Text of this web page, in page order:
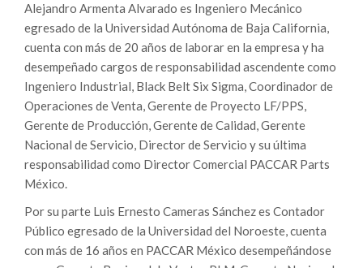
Alejandro Armenta Alvarado es Ingeniero Mecánico
egresado de la Universidad Autónoma de Baja California,
cuenta con más de 20 años de laborar en la empresa y ha
desempeñado cargos de responsabilidad ascendente como
Ingeniero Industrial, Black Belt Six Sigma, Coordinador de
Operaciones de Venta, Gerente de Proyecto LF/PPS,
Gerente de Producción, Gerente de Calidad, Gerente
Nacional de Servicio, Director de Servicio y su última
responsabilidad como Director Comercial PACCAR Parts
México.
Por su parte Luis Ernesto Cameras Sánchez es Contador
Público egresado de la Universidad del Noroeste, cuenta
con más de 16 años en PACCAR México desempeñándose